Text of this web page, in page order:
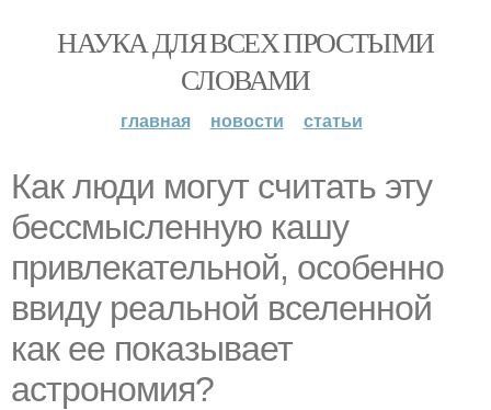
НАУКА ДЛЯ ВСЕХ ПРОСТЫМИ
СЛОВАМИ
главная новости статьи
Как люди могут считать эту
бессмысленную кашу
привлекательной, особенно
ввиду реальной вселенной
как ее показывает
астрономия?